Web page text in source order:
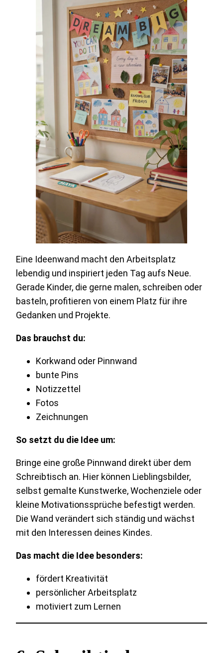
Eine Ideenwand macht den Arbeitsplatz
lebendig und inspiriert jeden Tag aufs Neue.
Gerade Kinder, die gerne malen, schreiben oder
basteln, profitieren von einem Platz für ihre
Gedanken und Projekte.
Das brauchst du:
Korkwand oder Pinnwand
bunte Pins
Notizzettel
Fotos
Zeichnungen
So setzt du die Idee um:
Bringe eine große Pinnwand direkt über dem
Schreibtisch an. Hier können Lieblingsbilder,
selbst gemalte Kunstwerke, Wochenziele oder
kleine Motivationssprüche befestigt werden.
Die Wand verändert sich ständig und wächst
mit den Interessen deines Kindes.
Das macht die Idee besonders:
fördert Kreativität
persönlicher Arbeitsplatz
motiviert zum Lernen